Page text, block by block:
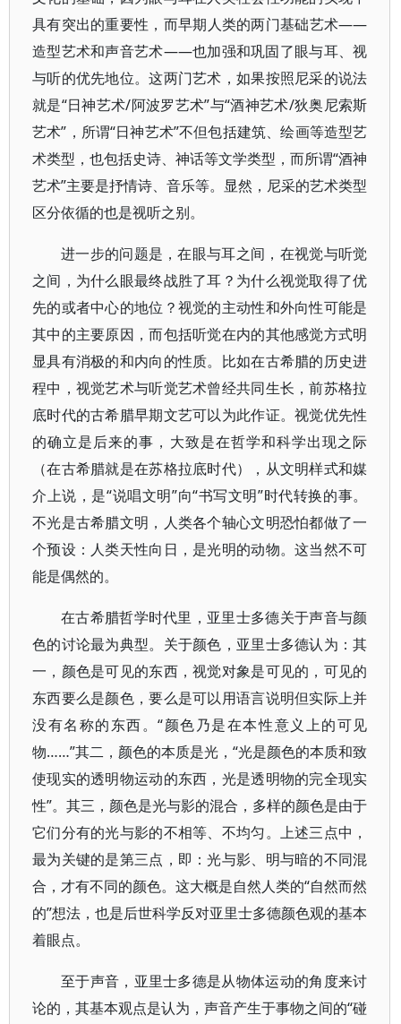
具有突出的重要性，而早期人类的两门基础艺术——
造型艺术和声音艺术——也加强和巩固了眼与耳、视
与听的优先地位。这两门艺术，如果按照尼采的说法
就是“日神艺术/阿波罗艺术”与“酒神艺术/狄奥尼索斯
艺术”，所谓“日神艺术”不但包括建筑、绘画等造型艺
术类型，也包括史诗、神话等文学类型，而所谓“酒神
艺术”主要是抒情诗、音乐等。显然，尼采的艺术类型
区分依循的也是视听之别。
进一步的问题是，在眼与耳之间，在视觉与听觉
之间，为什么眼最终战胜了耳？为什么视觉取得了优
先的或者中心的地位？视觉的主动性和外向性可能是
其中的主要原因，而包括听觉在内的其他感觉方式明
显具有消极的和内向的性质。比如在古希腊的历史进
程中，视觉艺术与听觉艺术曾经共同生长，前苏格拉
底时代的古希腊早期文艺可以为此作证。视觉优先性
的确立是后来的事，大致是在哲学和科学出现之际
（在古希腊就是在苏格拉底时代），从文明样式和媒
介上说，是“说唱文明”向“书写文明”时代转换的事。
不光是古希腊文明，人类各个轴心文明恐怕都做了一
个预设：人类天性向日，是光明的动物。这当然不可
能是偶然的。
在古希腊哲学时代里，亚里士多德关于声音与颜
色的讨论最为典型。关于颜色，亚里士多德认为：其
一，颜色是可见的东西，视觉对象是可见的，可见的
东西要么是颜色，要么是可以用语言说明但实际上并
没有名称的东西。“颜色乃是在本性意义上的可见
物……”其二，颜色的本质是光，“光是颜色的本质和致
使现实的透明物运动的东西，光是透明物的完全现实
性”。其三，颜色是光与影的混合，多样的颜色是由于
它们分有的光与影的不相等、不均匀。上述三点中，
最为关键的是第三点，即：光与影、明与暗的不同混
合，才有不同的颜色。这大概是自然人类的“自然而然
的”想法，也是后世科学反对亚里士多德颜色观的基本
着眼点。
至于声音，亚里士多德是从物体运动的角度来讨
论的，其基本观点是认为，声音产生于事物之间的“碰